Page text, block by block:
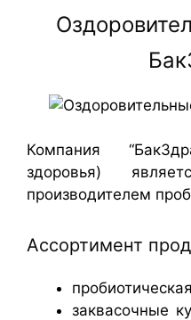
Компания
здоровья)
производителем
Ассортимент
заквасочные